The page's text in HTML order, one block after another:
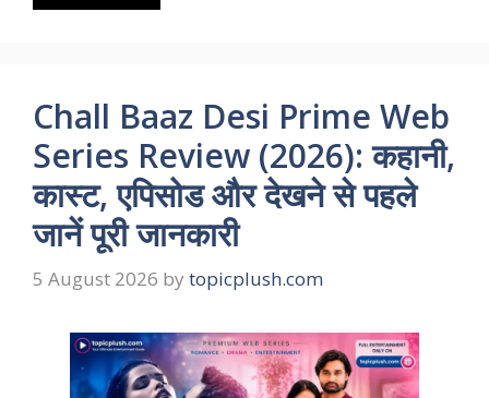
Chall Baaz Desi Prime Web
Series Review (2026): कहानी,
कास्ट, एपिसोड और देखने से पहले
जानें पूरी जानकारी
5 August 2026 by topicplush.com